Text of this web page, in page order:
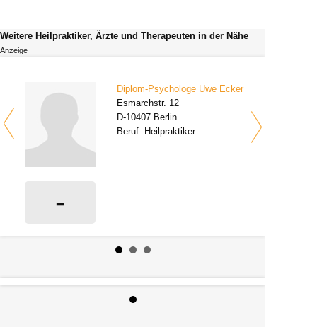
Weitere Heilpraktiker, Ärzte und Therapeuten in der Nähe
Anzeige
-
Diplom-Psychologe Uwe Ecker
Esmarchstr. 12
D-10407 Berlin
Beruf: Heilpraktiker